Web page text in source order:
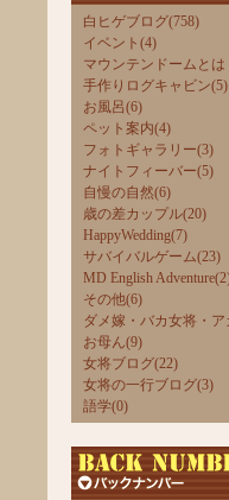
白ヒゲブログ(758)
イベント(4)
マウンテンドームとは
手作りログキャビン(5)
お風呂(6)
ペット案内(4)
フォトギャラリー(3)
ナイトフィーバー(5)
自慢の自然(6)
歳の差カップル(20)
HappyWedding(7)
サバイバルゲーム(23)
MD English
その他(6)
ダメ嫁・バカ女将・ア
お母ん(9)
女将ブログ(22)
女将の一行ブログ(3)
語学(0)